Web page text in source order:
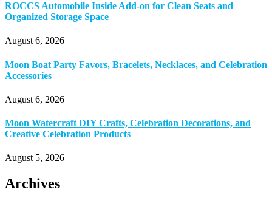
ROCCS Automobile Inside Add-on for Clean Seats and
Organized Storage Space
August 6, 2026
Moon Boat Party Favors, Bracelets, Necklaces, and Celebration
Accessories
August 6, 2026
Moon Watercraft DIY Crafts, Celebration Decorations, and
Creative Celebration Products
August 5, 2026
Archives